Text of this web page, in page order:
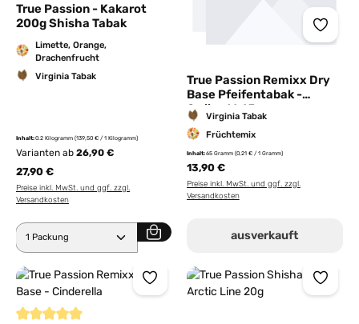
True Passion - Kakarot
200g Shisha Tabak
Limette, Orange,
Drachenfrucht
Virginia Tabak
Inhalt:0.2 Kilogramm (139,50 € / 1 Kilogramm)
Varianten ab 26,90 €
27,90 €
Preise inkl. MwSt. und ggf. zzgl.
Versandkosten
Produkt Anzahl: Gib den gewünschten Wert ein
True Passion Remixx Dry
Base Pfeifentabak -
Qwiine16 65g
Virginia Tabak
Früchtemix
Inhalt:65 Gramm (0,21 € / 1 Gramm)
13,90 €
Preise inkl. MwSt. und ggf. zzgl.
Versandkosten
ausverkauft